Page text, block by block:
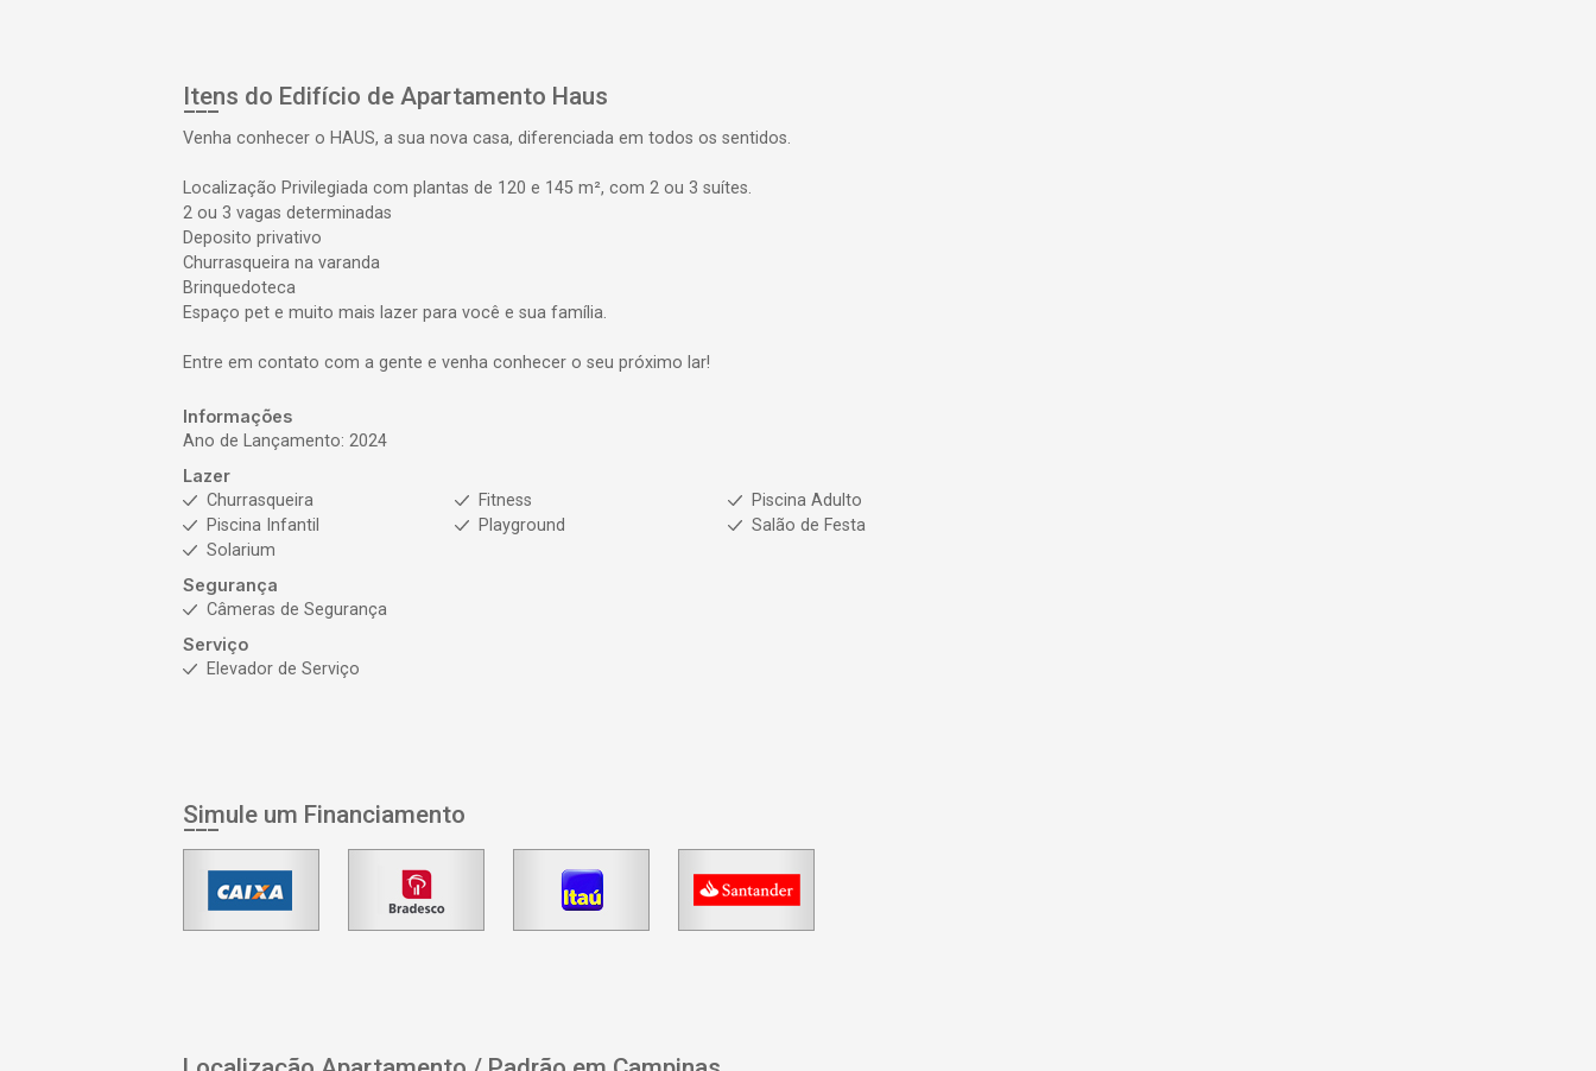
Itens do Edifício de Apartamento Haus
Venha conhecer o HAUS, a sua nova casa, diferenciada em todos os sentidos.
Localização Privilegiada com plantas de 120 e 145 m², com 2 ou 3 suítes.
2 ou 3 vagas determinadas
Deposito privativo
Churrasqueira na varanda
Brinquedoteca
Espaço pet e muito mais lazer para você e sua família.
Entre em contato com a gente e venha conhecer o seu próximo lar!
Informações
Ano de Lançamento: 2024
Lazer
Churrasqueira
Fitness
Piscina Adulto
Piscina Infantil
Playground
Salão de Festa
Solarium
Segurança
Câmeras de Segurança
Serviço
Elevador de Serviço
Simule um Financiamento